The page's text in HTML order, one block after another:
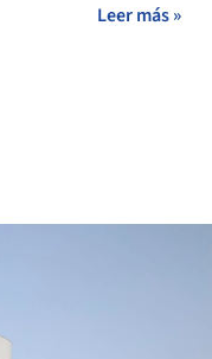
Leer más »